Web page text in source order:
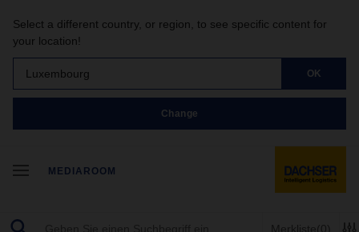
Select a different country, or region, to see specific content for
your location!
Luxembourg OK
Change
MEDIAROOM
Merkliste(0)